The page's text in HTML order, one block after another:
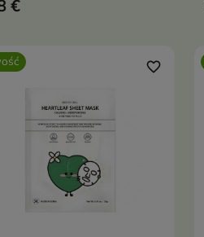
energii wygląd.
€
favorite_border